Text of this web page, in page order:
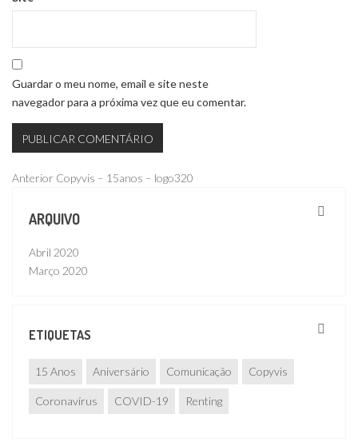
Guardar o meu nome, email e site neste
navegador para a próxima vez que eu comentar.
Navegação
de
artigos
Publicação
Anterior Copyvis – 15anos – logo320
ARQUIVO
Abril 2020
Março 2020
ETIQUETAS
15 Anos Aniversário Comunicação Copyvis
Coronavírus COVID-19 Renting